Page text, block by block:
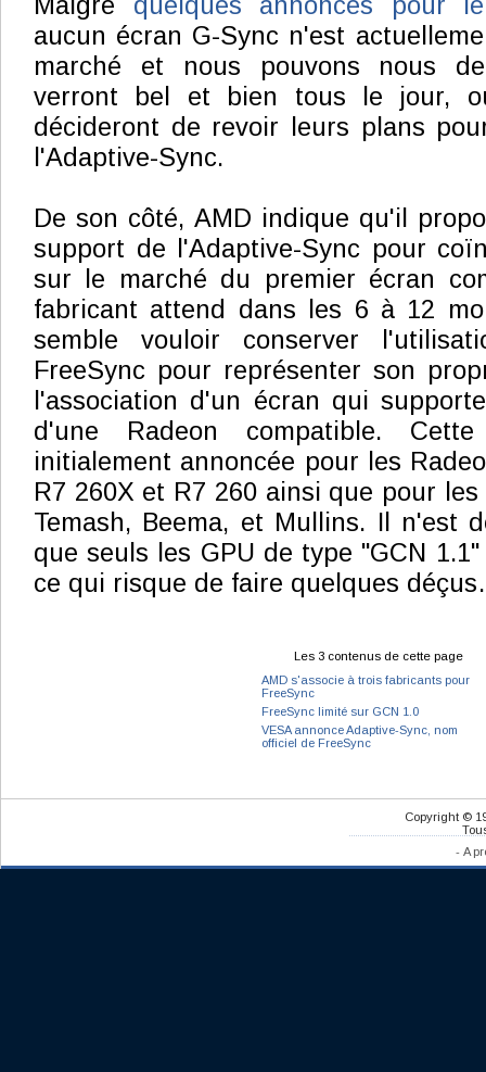
aucun écran G-Sync n'est
marché et nous pouvons nous
verront bel et bien tous le jour,
décideront de revoir leurs plans
l'Adaptive-Sync.
De son côté, AMD indique qu'il
support de l'Adaptive-Sync pour
sur le marché du premier écran
fabricant attend dans les 6 à 12
semble vouloir conserver
FreeSync pour représenter son
l'association d'un écran qui
d'une Radeon compatible.
initialement annoncée pour les
R7 260X et R7 260 ainsi que pour
Temash, Beema, et Mullins. Il n'est
que seuls les GPU de type "GCN
ce qui risque de faire quelques
Les 3 contenus de cette page
AMD s'associe à trois fabricants pour
FreeSync
FreeSync limité sur GCN 1.0
VESA annonce Adaptive-Sync, nom
officiel de FreeSync
Copyright ©
- A